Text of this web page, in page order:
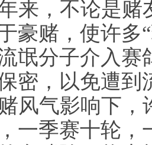
来，不论是赌
豪赌，使许多
氓分子介入赛
密，以免遭到
风气影响下，
一季赛十轮，